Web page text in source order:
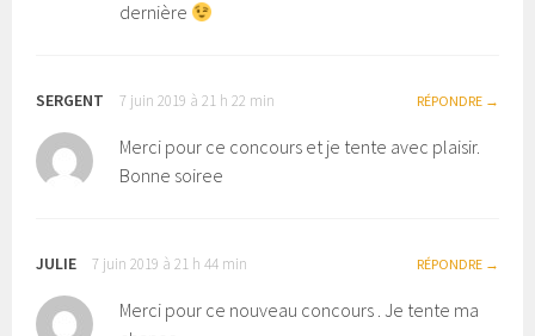
dernière
SERGENT 7 juin 2019 à 21 h 22 min RÉPONDRE
Merci pour ce concours et je tente avec plaisir.
Bonne soiree
JULIE 7 juin 2019 à 21 h 44 min RÉPONDRE
Merci pour ce nouveau concours . Je tente ma